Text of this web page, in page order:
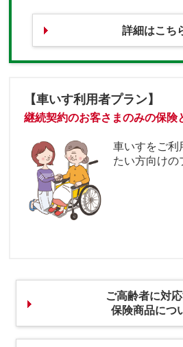
詳細はこち
【車いす利用者プラン】
継続契約のお客さまのみの保険
車いすをご利
たい方向けの
ご高齢者に対
保険商品につ